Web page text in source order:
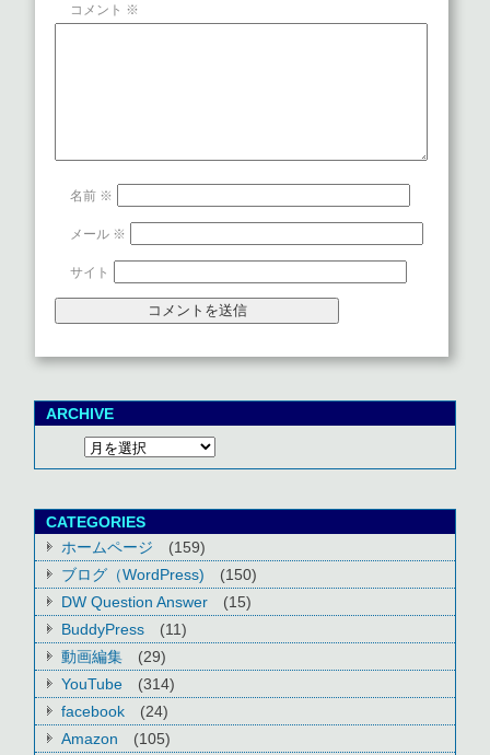
コメント ※
名前 ※
メール ※
サイト
ARCHIVE
CATEGORIES
ホームページ
(159)
ブログ（WordPress)
(150)
DW Question Answer
(15)
BuddyPress
(11)
動画編集
(29)
YouTube
(314)
facebook
(24)
Amazon
(105)